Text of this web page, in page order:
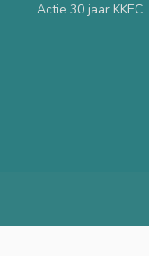
Actie 30 jaar KKEC